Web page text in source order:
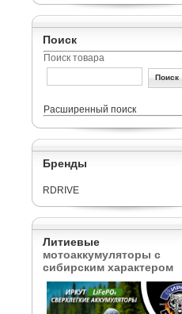
Поиск
Поиск товара
Расширенный поиск
Бренды
RDRIVE
Литиевые
мотоаккумуляторы с
сибирским характером